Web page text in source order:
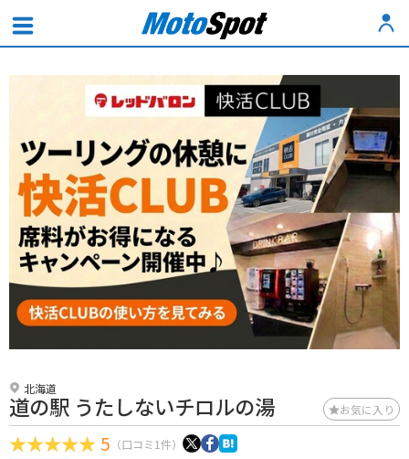
北海道
道の駅 うたしないチロルの湯 お気に入り
5 （口コミ1件）